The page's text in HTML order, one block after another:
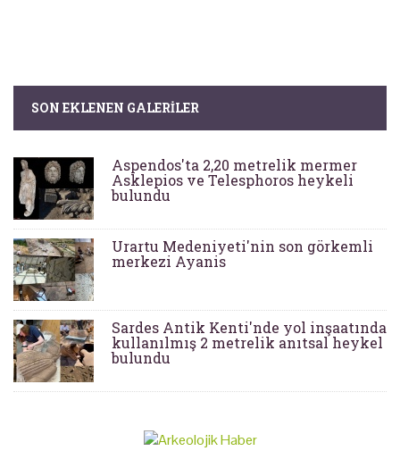
SON EKLENEN GALERILER
Aspendos'ta 2,20 metrelik mermer
Asklepios ve Telesphoros heykeli
bulundu
Urartu Medeniyeti'nin son görkemli
merkezi Ayanis
Sardes Antik Kenti'nde yol inşaatında
kullanılmış 2 metrelik anıtsal heykel
bulundu